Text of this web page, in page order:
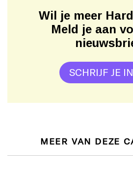
Wil je meer
Meld je aan
SCHRIJF JE IN
MEER VAN DEZE